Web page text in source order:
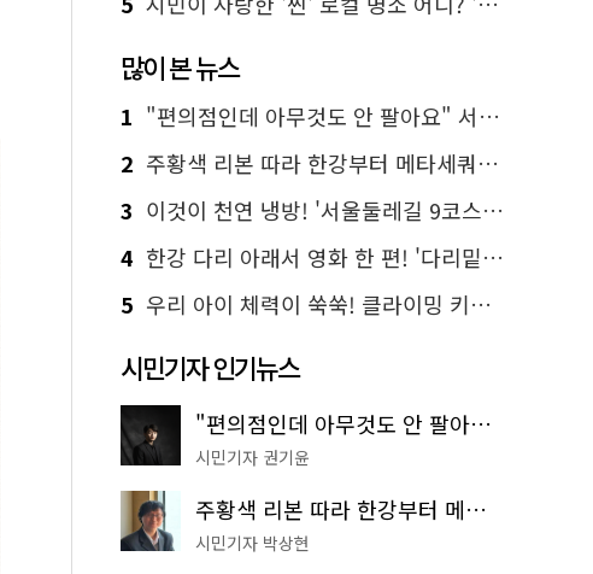
많이 본 뉴스
1 "편의점인데 아무것도 안 팔아요" 서울에서 가장 특별한 편의점의 정체
2 주황색 리본 따라 한강부터 메타세쿼이아 숲길까지…서울둘레길 15코스
3 이것이 천연 냉방! '서울둘레길 9코스'로 숲속 피서 떠나볼까
4 한강 다리 아래서 영화 한 편! '다리밑 영화관' 무료 상영
5 우리 아이 체력이 쑥쑥! 클라이밍 키즈카페·어린이 체력장
시민기자 인기뉴스
"편의점인데 아무것도 안 팔아요" 서울에서 가장 특별한 편의점의 정체
시민기자 권기윤
주황색 리본 따라 한강부터 메타세쿼이아 숲길까지…서울둘레길 15코스
시민기자 박상현